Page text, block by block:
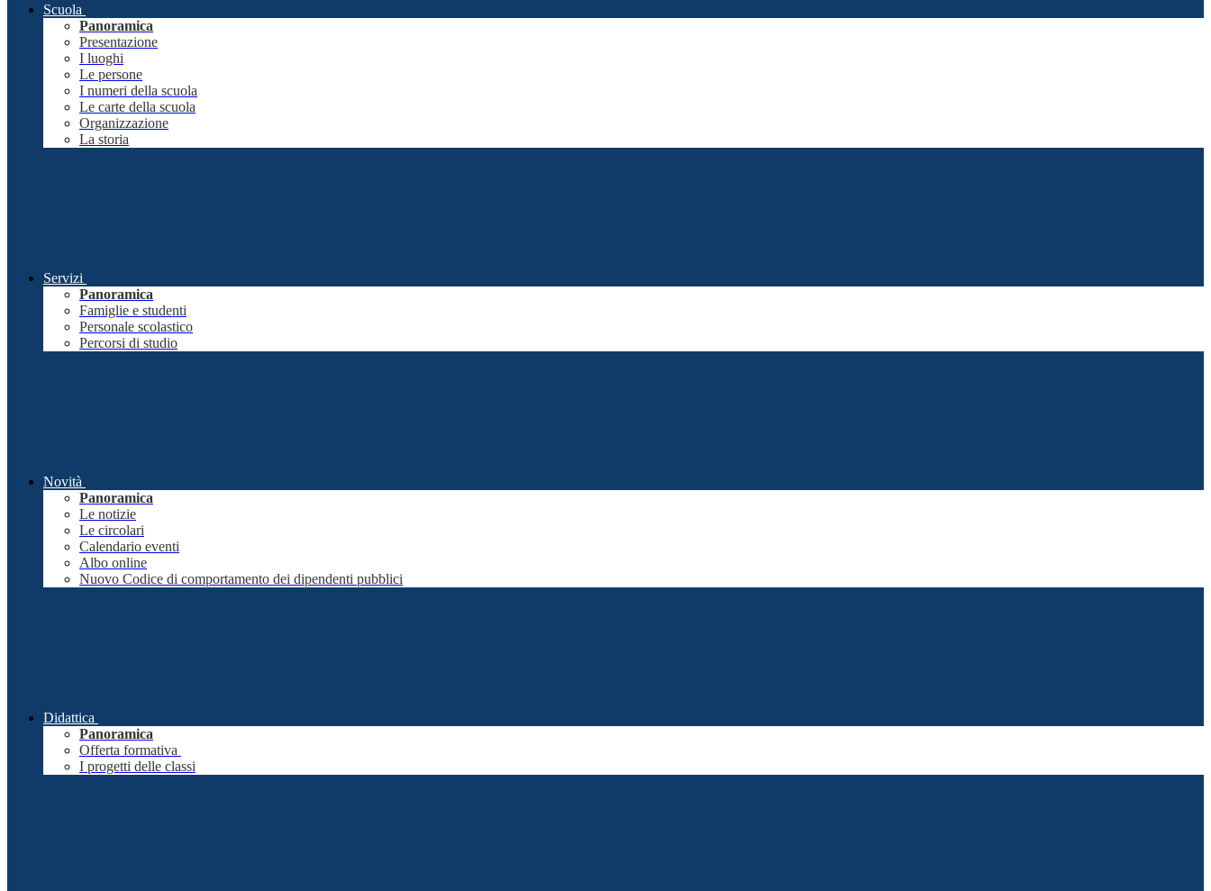
Scuola
Panoramica
Presentazione
I luoghi
Le persone
I numeri della scuola
Le carte della scuola
Organizzazione
La storia
Servizi
Panoramica
Famiglie e studenti
Personale scolastico
Percorsi di studio
Novità
Panoramica
Le notizie
Le circolari
Calendario eventi
Albo online
Nuovo Codice di comportamento dei dipendenti pubblici
Didattica
Panoramica
Offerta formativa
I progetti delle classi